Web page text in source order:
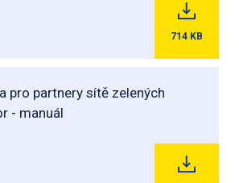
714 KB
pro partnery sítě zelených
- manuál